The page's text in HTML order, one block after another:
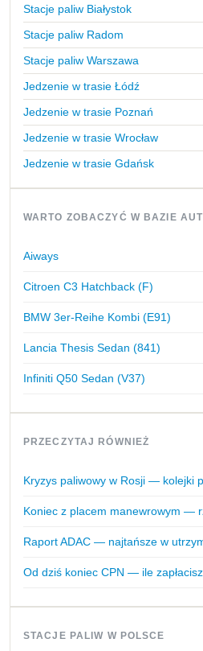
Stacje paliw Białystok
Stacje paliw Radom
Stacje paliw Warszawa
Jedzenie w trasie Łódź
Jedzenie w trasie Poznań
Jedzenie w trasie Wrocław
Jedzenie w trasie Gdańsk
WARTO ZOBACZYĆ W BAZIE AUT
Aiways
Citroen C3 Hatchback (F)
BMW 3er-Reihe Kombi (E91)
Lancia Thesis Sedan (841)
Infiniti Q50 Sedan (V37)
PRZECZYTAJ RÓWNIEŻ
Kryzys paliwowy w Rosji — kolejki
Koniec z placem manewrowym —
Raport ADAC — najtańsze w
Od dziś koniec CPN — ile
STACJE PALIW W POLSCE